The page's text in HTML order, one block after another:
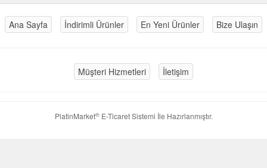
Ana Sayfa İndirimli Ürünler En Yeni Ürünler Bize Ulaşın
Müşteri Hizmetleri İletişim
PlatinMarket®E-Ticaret Sistemi İle Hazırlanmıştır.